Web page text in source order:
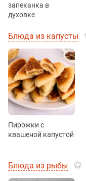
запеканка в
духовке
Блюда из капусты
Пирожки с
квашеной капустой
Блюда из рыбы